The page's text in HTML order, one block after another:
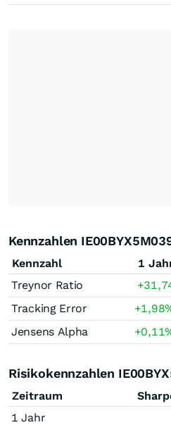
Kennzahlen
Kennzahl 1
Treynor Ratio
Tracking Error
+1,98
Jensens Alpha
+0,11
Risikokennzahlen
Zeitraum
1 Jahr